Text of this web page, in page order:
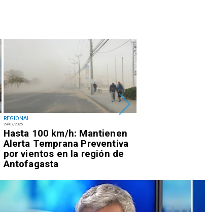
REGIONAL
29/07/2026
Hasta 100 km/h: Mantienen
Alerta Temprana Preventiva
por vientos en la región de
Antofagasta